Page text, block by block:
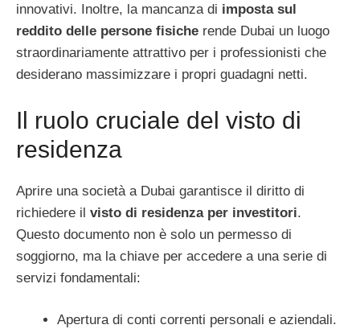
innovativi. Inoltre, la mancanza di imposta sul
reddito delle persone fisiche rende Dubai un luogo
straordinariamente attrattivo per i professionisti che
desiderano massimizzare i propri guadagni netti.
Il ruolo cruciale del visto di
residenza
Aprire una società a Dubai garantisce il diritto di
richiedere il visto di residenza per investitori.
Questo documento non è solo un permesso di
soggiorno, ma la chiave per accedere a una serie di
servizi fondamentali:
Apertura di conti correnti personali e aziendali.